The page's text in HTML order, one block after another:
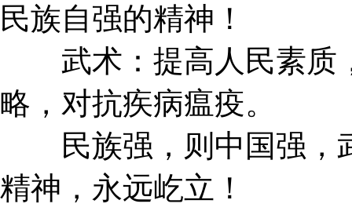
民族自强的精神！
武术：提高人民素质
略，对抗疾病瘟疫。
民族强，则中国强，
精神，永远屹立！